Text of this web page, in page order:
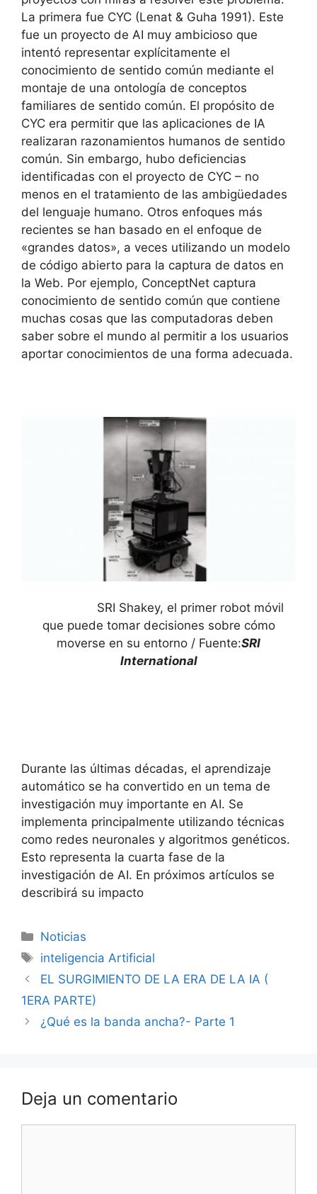
La primera fue CYC (Lenat & Guha 1991). Este
fue un proyecto de AI muy ambicioso que
intentó representar explícitamente el
conocimiento de sentido común mediante el
montaje de una ontología de conceptos
familiares de sentido común. El propósito de
CYC era permitir que las aplicaciones de IA
realizaran razonamientos humanos de sentido
común. Sin embargo, hubo deficiencias
identificadas con el proyecto de CYC – no
menos en el tratamiento de las ambigüedades
del lenguaje humano. Otros enfoques más
recientes se han basado en el enfoque de
«grandes datos», a veces utilizando un modelo
de código abierto para la captura de datos en
la Web. Por ejemplo, ConceptNet captura
conocimiento de sentido común que contiene
muchas cosas que las computadoras deben
saber sobre el mundo al permitir a los usuarios
aportar conocimientos de una forma adecuada.
SRI Shakey, el primer robot móvil
que puede tomar decisiones sobre cómo
moverse en su entorno / Fuente:SRI
International
Durante las últimas décadas, el aprendizaje
automático se ha convertido en un tema de
investigación muy importante en AI. Se
implementa principalmente utilizando técnicas
como redes neuronales y algoritmos genéticos.
Esto representa la cuarta fase de la
investigación de AI. En próximos artículos se
describirá su impacto
Categorías
Noticias
Etiquetas
inteligencia Artificial
EL SURGIMIENTO DE LA ERA DE LA IA (
1ERA PARTE)
¿Qué es la banda ancha?- Parte 1
Deja un comentario